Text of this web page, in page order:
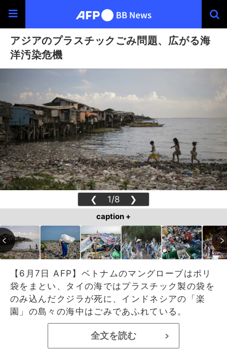
アジアのプラスチックごみ問題、広がる海
洋汚染危機
❮ 1/8 ❯
caption +
【6月7日 AFP】ベトナムのマングローブはポリ
袋をまとい、タイの海ではプラスチック製の袋を
のみ込んだクジラが死に、インドネシアの「楽
園」の島々の海中はごみであふれている。
全文を読む >